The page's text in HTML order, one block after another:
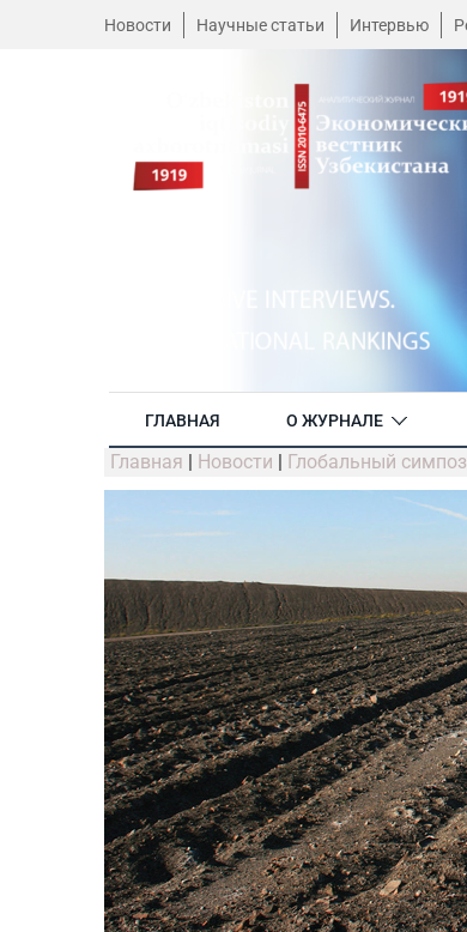
Новости Научные статьи Интервью
ГЛАВНАЯ О ЖУРНАЛЕ
Главная | Новости | Глобальный